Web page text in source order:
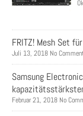
FRITZ! Mesh Set
Juli 13, 2018 No
Samsung
Februar 21, 2018 No